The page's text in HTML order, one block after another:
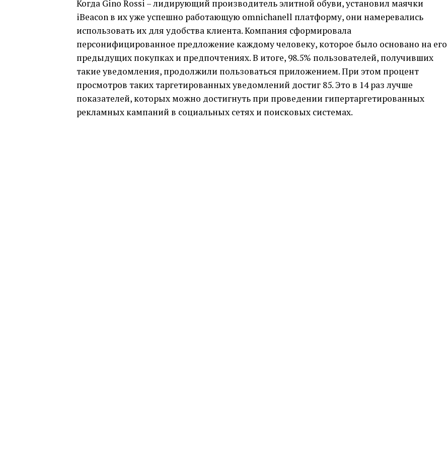
Когда Gino Rossi – лидирующий производитель элитной обуви, установил маячки
iBeacon в их уже успешно работающую omnichanell платформу, они намеревались
использовать их для удобства клиента. Компания сформировала
персонифицированное предложение каждому человеку, которое было основано на его
предыдущих покупках и предпочтениях. В итоге, 98.5% пользователей, получивших
такие уведомления, продолжили пользоваться приложением. При этом процент
просмотров таких таргетированных уведомлений достиг 85. Это в 14 раз лучше
показателей, которых можно достигнуть при проведении гипертаргетированных
рекламных кампаний в социальных сетях и поисковых системах.